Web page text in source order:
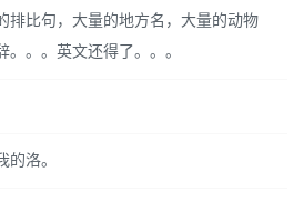
排比句，大量的地方名，大量的动物
。。英文还得了。。。
洛。